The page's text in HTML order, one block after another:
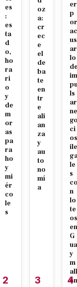
es
:
es
ta
d
o,
ho
ra
ri
o
y
de
m
or
as
pa
ra
ho
y
mi
ér
co
le
s
2
oz
a:
cr
ec
e
el
de
ba
te
en
tr
e
ali
an
za
y
au
to
no
mí
a
3
er
p
or
ac
us
ar
lo
de
im
ls
ar
ne
go
ci
os
ile
le
s
co
n
lo
te
os
en
G
ua
y
m
all
én
4